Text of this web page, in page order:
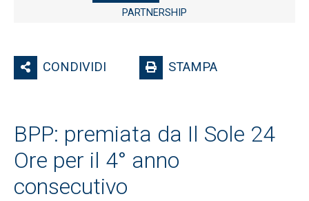
PARTNERSHIP
CONDIVIDI STAMPA
BPP: premiata da Il Sole 24
Ore per il 4° anno
consecutivo